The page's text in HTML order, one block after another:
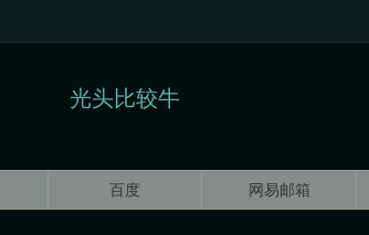
光头比较牛
百度 网易邮箱